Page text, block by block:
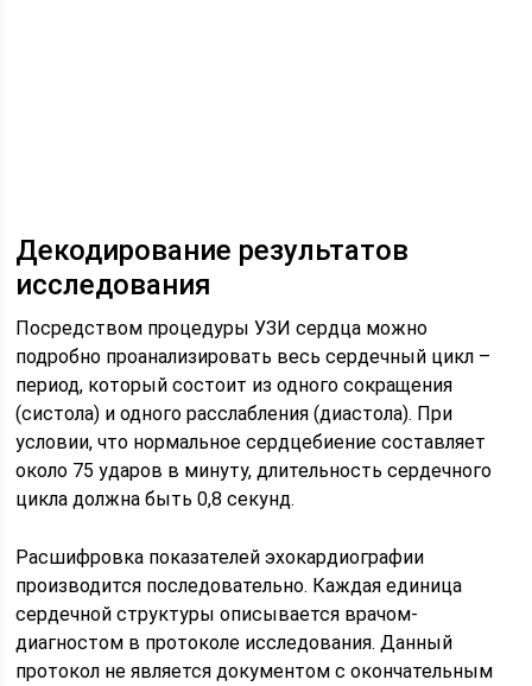
Декодирование результатов
исследования
Посредством процедуры УЗИ сердца можно
подробно проанализировать весь сердечный цикл –
период, который состоит из одного сокращения
(систола) и одного расслабления (диастола). При
условии, что нормальное сердцебиение составляет
около 75 ударов в минуту, длительность сердечного
цикла должна быть 0,8 секунд.
Расшифровка показателей эхокардиографии
производится последовательно. Каждая единица
сердечной структуры описывается врачом-
диагностом в протоколе исследования. Данный
протокол не является документом с окончательным